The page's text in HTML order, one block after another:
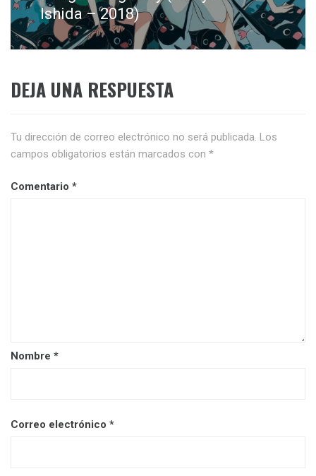
siguiente:
Ishida – 2018)
DEJA UNA RESPUESTA
Tu dirección de correo electrónico no será publicada. Los
campos obligatorios están marcados con *
Comentario *
Nombre *
Correo electrónico *